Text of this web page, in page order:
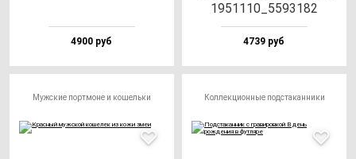
4900 руб
1951110_5593182
4739 руб
Мужские портмоне и кошельки Коллекционные подстаканники